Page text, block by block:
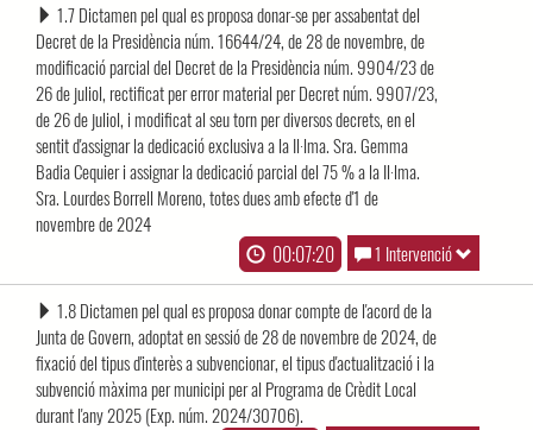
1.7 Dictamen pel qual es proposa donar-se per assabentat del
Decret de la Presidència núm. 16644/24, de 28 de novembre, de
modificació parcial del Decret de la Presidència núm. 9904/23 de
26 de juliol, rectificat per error material per Decret núm. 9907/23,
de 26 de juliol, i modificat al seu torn per diversos decrets, en el
sentit d'assignar la dedicació exclusiva a la Il·lma. Sra. Gemma
Badia Cequier i assignar la dedicació parcial del 75 % a la Il·lma.
Sra. Lourdes Borrell Moreno, totes dues amb efecte d'1 de
novembre de 2024
00:07:20 1 Intervenció
1.8 Dictamen pel qual es proposa donar compte de l'acord de la
Junta de Govern, adoptat en sessió de 28 de novembre de 2024, de
fixació del tipus d'interès a subvencionar, el tipus d'actualització i la
subvenció màxima per municipi per al Programa de Crèdit Local
durant l'any 2025 (Exp. núm. 2024/30706).